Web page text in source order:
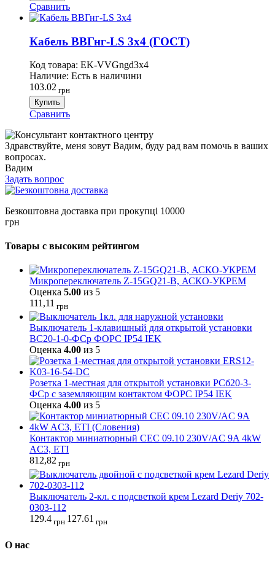
Сравнить
Кабель ВВГнг-LS 3х4 (ГОСТ)
Код товара: EK-VVGngd3х4
Наличие: Есть в наличини
103.02 грн
Купить
Сравнить
Здравствуйте, меня зовут Вадим, буду рад вам помочь в ваших
вопросах.
Вадим
Задать вопрос
Безкоштовна доставка при прокупці 10000
грн
Товары с высоким рейтингом
Микропереключатель Z-15GQ21-B, АСКО-УКРЕМ
Оценка 5.00 из 5
111,11 грн
Выключатель 1-клавишный для открытой установки
ВС20-1-0-ФСр ФОРС IP54 IEK
Оценка 4.00 из 5
Розетка 1-местная для открытой установки РСб20-3-
ФСр с заземляющим контактом ФОРС IP54 IEK
Оценка 4.00 из 5
Контактор миниатюрный CEC 09.10 230V/AC 9A 4kW
AC3, ETI
812,82 грн
Выключатель 2-кл. с подсветкой крем Lezard Deriy 702-
0303-112
129.4 грн 127.61 грн
О нас